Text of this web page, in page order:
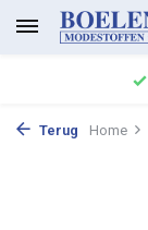
Terug Home